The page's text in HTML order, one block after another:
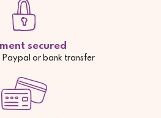
secured
or bank transfer